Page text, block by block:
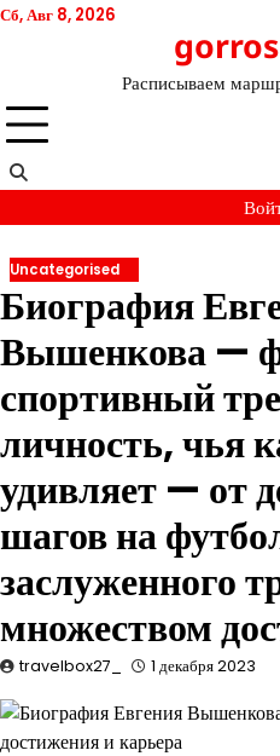
Перейти
Сб, Авг 8, 2026
Расписываем
Uncategorised
Биография
Вышенкова —
спортивный
личность, чья
удивляет — от
шагов на
заслуженного
множеством
travelbox27_ 1 декабря 2023